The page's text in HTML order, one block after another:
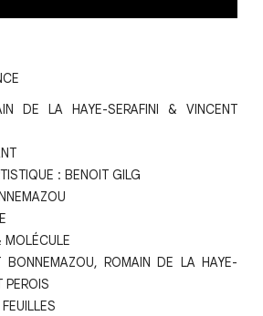
DE LA HAYE-SERAFINI & VINCENT
: BENOIT GILG
BONNEMAZOU, ROMAIN DE LA HAYE-
PEROIS